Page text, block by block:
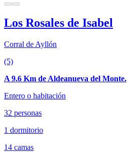
Los Rosales de Isabel
Corral de Ayllón
(5)
A 9.6 Km de Aldeanueva del Monte.
Entero o habitación
32 personas
1 dormitorio
14 camas